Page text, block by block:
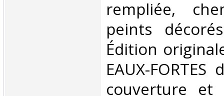
rempliée,
peints
Édition
EAUX-
couverture et